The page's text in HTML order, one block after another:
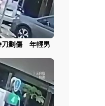
刀劃傷 年輕男